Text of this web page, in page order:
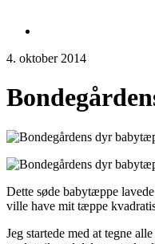
4. oktober 2014
Dette søde babytæppe
ville have mit tæppe
Jeg startede med at tegne